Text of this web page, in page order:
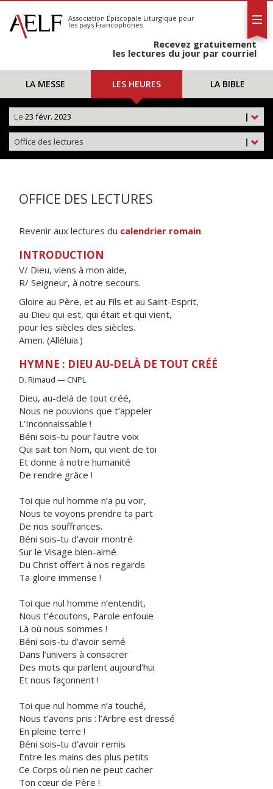
S'abonner
Calendrier
Association Épiscopale Liturgique pour
les pays Francophones
Recevez gratuitement
les lectures du jour par courriel
LA MESSE LES HEURES LA BIBLE
|
Le 23 févr. 2023
|
Office des lectures
OFFICE DES LECTURES
Revenir aux lectures du calendrier romain.
INTRODUCTION
V/ Dieu, viens à mon aide,
R/ Seigneur, à notre secours.
Gloire au Père, et au Fils et au Saint-Esprit,
au Dieu qui est, qui était et qui vient,
pour les siècles des siècles.
Amen. (Alléluia.)
HYMNE : DIEU AU-DELÀ DE TOUT CRÉÉ
D. Rimaud — CNPL
Dieu, au-delà de tout créé,
Nous ne pouvions que t’appeler
L’Inconnaissable !
Béni sois-tu pour l’autre voix
Qui sait ton Nom, qui vient de toi
Et donne à notre humanité
De rendre grâce !
Toi que nul homme n’a pu voir,
Nous te voyons prendre ta part
De nos souffrances.
Béni sois-tu d’avoir montré
Sur le Visage bien-aimé
Du Christ offert à nos regards
Ta gloire immense !
Toi que nul homme n’entendit,
Nous t’écoutons, Parole enfouie
Là où nous sommes !
Béni sois-tu d’avoir semé
Dans l’univers à consacrer
Des mots qui parlent aujourd’hui
Et nous façonnent !
Toi que nul homme n’a touché,
Nous t’avons pris : l’Arbre est dressé
En pleine terre !
Béni sois-tu d’avoir remis
Entre les mains des plus petits
Ce Corps où rien ne peut cacher
Ton cœur de Père !